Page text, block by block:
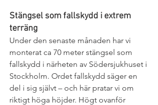
Stängsel som fallskydd i extrem
terräng
Under den senaste månaden har vi
monterat ca 70 meter stängsel som
fallskydd i närheten av Södersjukhuset i
Stockholm. Ordet fallskydd säger en
del i sig självt – och här pratar vi om
riktigt höga höjder. Högt ovanför